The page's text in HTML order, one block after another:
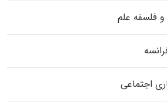
و فلسفه علم
اجتماعی